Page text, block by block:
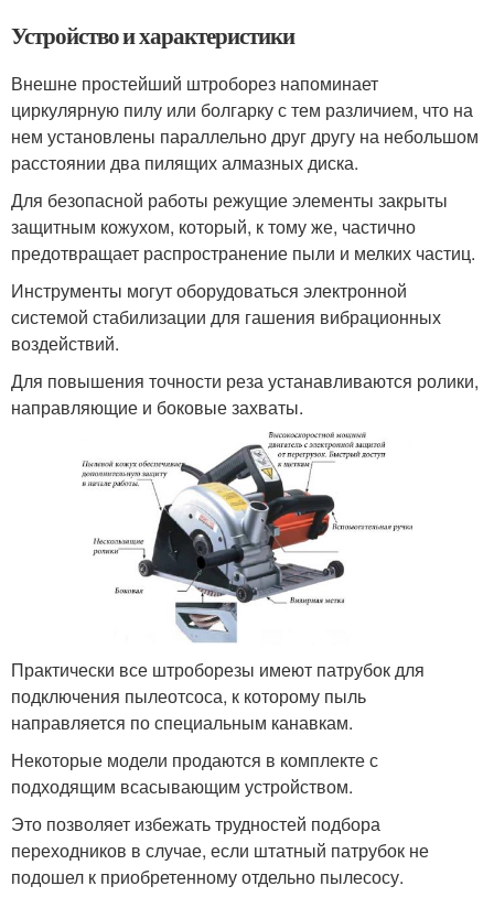
Устройство и характеристики
Внешне простейший штроборез напоминает
циркулярную пилу или болгарку с тем различием, что на
нем установлены параллельно друг другу на небольшом
расстоянии два пилящих алмазных диска.
Для безопасной работы режущие элементы закрыты
защитным кожухом, который, к тому же, частично
предотвращает распространение пыли и мелких частиц.
Инструменты могут оборудоваться электронной
системой стабилизации для гашения вибрационных
воздействий.
Для повышения точности реза устанавливаются ролики,
направляющие и боковые захваты.
Практически все штроборезы имеют патрубок для
подключения пылеотсоса, к которому пыль
направляется по специальным канавкам.
Некоторые модели продаются в комплекте с
подходящим всасывающим устройством.
Это позволяет избежать трудностей подбора
переходников в случае, если штатный патрубок не
подошел к приобретенному отдельно пылесосу.